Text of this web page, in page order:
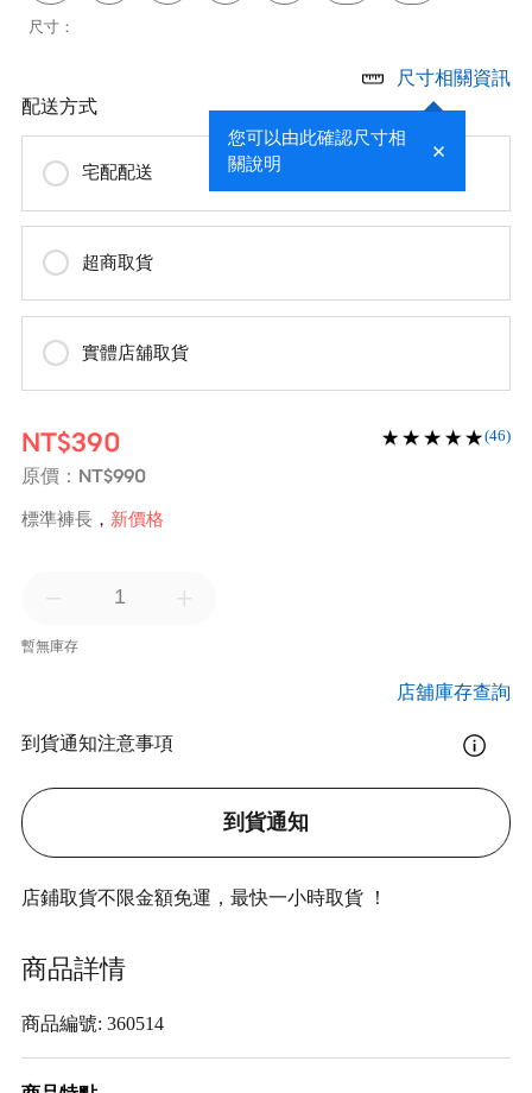
尺寸：
尺寸相關資訊
您可以由此確認尺寸相
關說明
配送方式
宅配配送
超商取貨
實體店舖取貨
NT$390
原價： NT$990
(46)
標準褲長 新價格
暫無庫存
店舖庫存查詢
到貨通知注意事項
到貨通知
店鋪取貨不限金額免運，最快一小時取貨 ！
商品詳情
商品編號: 360514